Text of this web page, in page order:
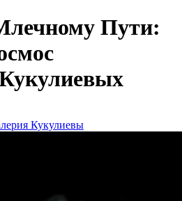
Пути:
Кукулиевы